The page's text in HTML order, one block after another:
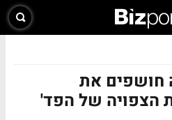
חושפים את
הצפויה של הפד'